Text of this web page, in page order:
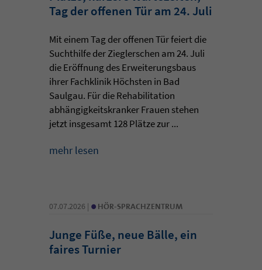
Tag der offenen Tür am 24. Juli
Mit einem Tag der offenen Tür feiert die
Suchthilfe der Zieglerschen am 24. Juli
die Eröffnung des Erweiterungsbaus
ihrer Fachklinik Höchsten in Bad
Saulgau. Für die Rehabilitation
abhängigkeitskranker Frauen stehen
jetzt insgesamt 128 Plätze zur ...
mehr lesen
07.07.2026 | • HÖR-SPRACHZENTRUM
Junge Füße, neue Bälle, ein
faires Turnier